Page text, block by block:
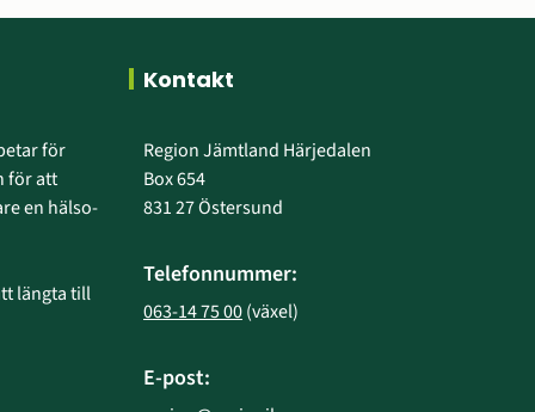
för
för att
en hälso-
längta till
Kontakt
Region Jämtland Härjedalen
Box 654
831 27 Östersund
Telefonnummer:
063-14 75 00 (växel)
E-post: